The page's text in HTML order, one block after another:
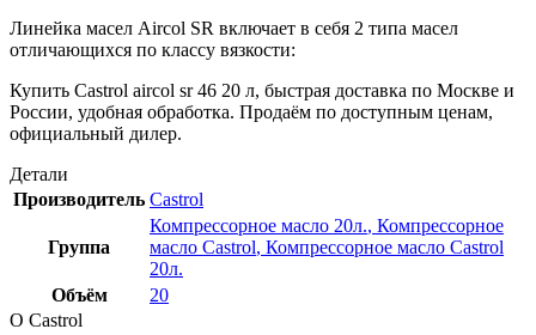
Линейка масел Aircol SR включает в себя 2 типа масел
отличающихся по классу вязкости:
Купить Castrol aircol sr 46 20 л, быстрая доставка по Москве и
России, удобная обработка. Продаём по доступным ценам,
официальный дилер.
Детали
Производитель Castrol
Группа
Компрессорное масло 20л., Компрессорное
масло Castrol, Компрессорное масло Castrol
20л.
Объём
20
О Castrol